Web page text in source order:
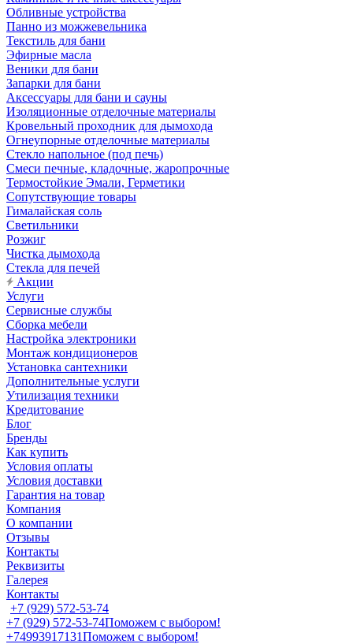
Обливные устройства
Панно из можжевельника
Текстиль для бани
Эфирные масла
Веники для бани
Запарки для бани
Аксессуары для бани и сауны
Изоляционные отделочные материалы
Кровельный проходник для дымохода
Огнеупорные отделочные материалы
Стекло напольное (под печь)
Смеси печные, кладочные, жаропрочные
Термостойкие Эмали, Герметики
Сопутствующие товары
Гималайская соль
Светильники
Розжиг
Чистка дымохода
Стекла для печей
Акции
Услуги
Сервисные службы
Сборка мебели
Настройка электроники
Монтаж кондиционеров
Установка сантехники
Дополнительные услуги
Утилизация техники
Кредитование
Блог
Бренды
Как купить
Условия оплаты
Условия доставки
Гарантия на товар
Компания
О компании
Отзывы
Контакты
Реквизиты
Галерея
Контакты
+7 (929) 572-53-74
+7 (929) 572-53-74Поможем с выбором!
+74993917131Поможем с выбором!